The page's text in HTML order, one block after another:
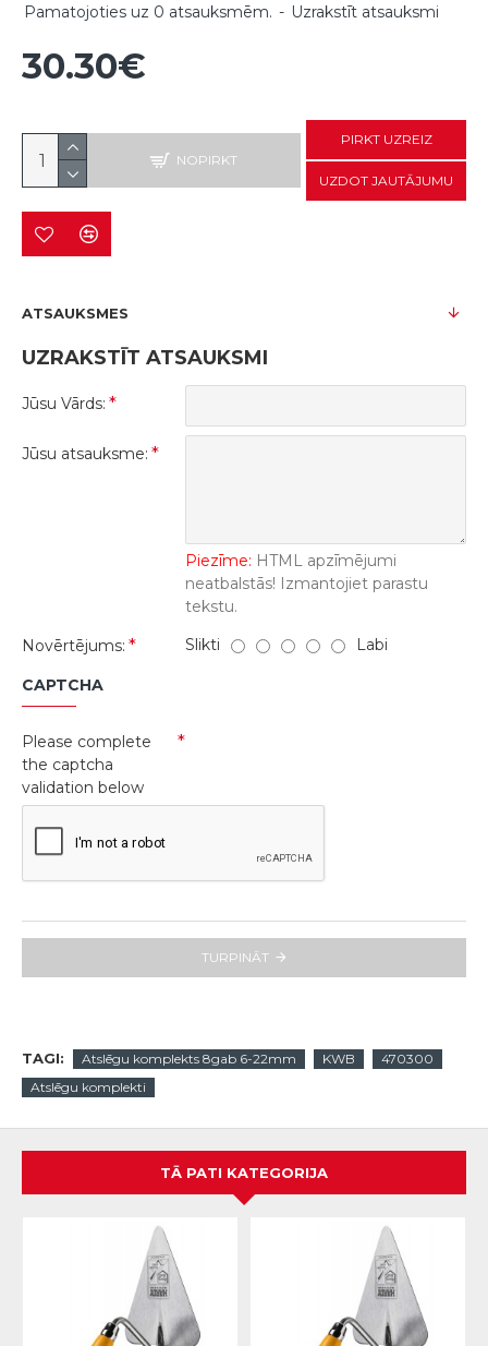
Pamatojoties uz 0 atsauksmēm. - Uzrakstīt atsauksmi
30.30€
NOPIRKT
PIRKT UZREIZ
UZDOT JAUTĀJUMU
ATSAUKSMES
UZRAKSTĪT ATSAUKSMI
Jūsu Vārds:
Jūsu atsauksme:
Piezīme: HTML apzīmējumi
neatbalstās! Izmantojiet parastu
tekstu.
Novērtējums:
Slikti Labi
CAPTCHA
Please complete
the captcha
validation below
TURPINĀT
TAGI: Atslēgu komplekts 8gab 6-22mm KWB
470300
Atslēgu komplekti
TĀ PATI KATEGORIJA